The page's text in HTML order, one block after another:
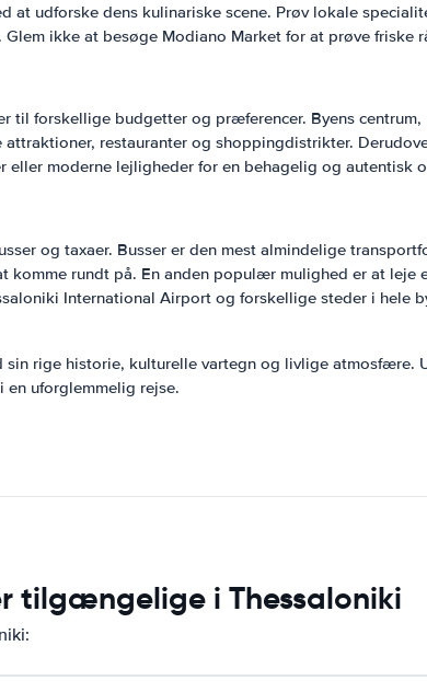
udforske dens kulinariske scene. Prøv lokale
ikke at besøge Modiano Market for at prøve friske
til forskellige budgetter og præferencer. Byens
restauranter og shoppingdistrikter.
moderne lejligheder for en behagelig og autentisk
og taxaer. Busser er den mest almindelige
rundt på. En anden populær mulighed er at
International Airport og forskellige steder i hele
rige historie, kulturelle vartegn og livlige atmosfære.
uforglemmelig rejse.
tilgængelige i Thessaloniki